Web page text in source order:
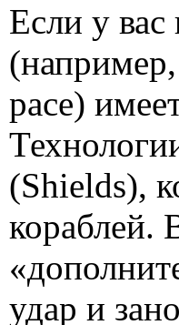
Если у
расе)
(Shields),
кораблей.
удар и